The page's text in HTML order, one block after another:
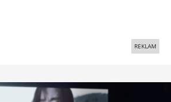
REKLAM